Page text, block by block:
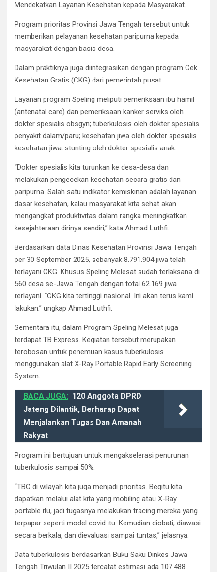
Mendekatkan Layanan Kesehatan kepada Masyarakat.
Program prioritas Provinsi Jawa Tengah tersebut untuk
memberikan pelayanan kesehatan paripurna kepada
masyarakat dengan basis desa.
Dalam praktiknya juga diintegrasikan dengan program Cek
Kesehatan Gratis (CKG) dari pemerintah pusat.
Layanan program Speling meliputi pemeriksaan ibu hamil
(antenatal care) dan pemeriksaan kanker serviks oleh
dokter spesialis obsgyn; tuberkulosis oleh dokter spesialis
penyakit dalam/paru; kesehatan jiwa oleh dokter spesialis
kesehatan jiwa; stunting oleh dokter spesialis anak.
“Dokter spesialis kita turunkan ke desa-desa dan
melakukan pengecekan kesehatan secara gratis dan
paripurna. Salah satu indikator kemiskinan adalah layanan
dasar kesehatan, kalau masyarakat kita sehat akan
mengangkat produktivitas dalam rangka meningkatkan
kesejahteraan dirinya sendiri,” kata Ahmad Luthfi.
Berdasarkan data Dinas Kesehatan Provinsi Jawa Tengah
per 30 September 2025, sebanyak 8.791.904 jiwa telah
terlayani CKG. Khusus Speling Melesat sudah terlaksana di
560 desa se-Jawa Tengah dengan total 62.169 jiwa
terlayani. “CKG kita tertinggi nasional. Ini akan terus kami
lakukan,” ungkap Ahmad Luthfi.
Sementara itu, dalam Program Speling Melesat juga
terdapat TB Express. Kegiatan tersebut merupakan
terobosan untuk penemuan kasus tuberkulosis
menggunakan alat X-Ray Portable Rapid Early Screening
System.
BACA JUGA: 120 Anggota DPRD
Jateng Dilantik, Berharap Dapat
Menjalankan Tugas Dan Amanah
Rakyat
Program ini bertujuan untuk mengakselerasi penurunan
tuberkulosis sampai 50%.
“TBC di wilayah kita juga menjadi prioritas. Begitu kita
dapatkan melalui alat kita yang mobiling atau X-Ray
portable itu, jadi tugasnya melakukan tracing mereka yang
terpapar seperti model covid itu. Kemudian diobati, diawasi
secara berkala, dan dievaluasi sampai tuntas,” jelasnya.
Data tuberkulosis berdasarkan Buku Saku Dinkes Jawa
Tengah Triwulan II 2025 tercatat estimasi ada 107.488